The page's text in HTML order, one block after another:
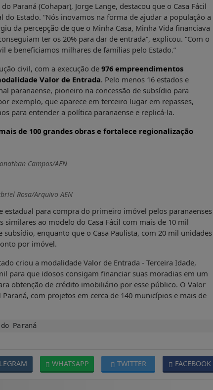
Paraná (Cohapar), Jorge Lange, destacou que o Casa Fácil
Estado. “Nós inovamos na forma de ajudar a população a
da percepção de que o Minha Casa, Minha Vida financiava
ter os 20% para dar de entrada”, explicou. “Com o
e beneficiamos milhares de famílias pelo Estado.”
civil, com a execução de 976 empreendimentos
Valor de Entrada. Pelo menos 16 estados e
paranaense, pioneiro na concessão de subsídio para
exemplo, que aparece em terceiro lugar em repasses,
para entender a política paranaense e replicá-la.
de 100 grandes obras e fortalece regionalização
Campos/AEN
Rosa/Arquivo AEN
estadual para compra do primeiro imóvel pelos paranaenses
ao modelo do Casa Fácil com mais de 10 mil
enquanto que o Casa Paulista, com 20 mil unidades
por imóvel.
criou a modalidade Valor de Entrada - Terceira Idade,
para que idosos consigam financiar suas moradias em um
obtenção de crédito imobiliário por esse público. O Valor
com projetos em cerca de 140 municípios e mais de
Paraná
FACEBOOK
TWITTER
WHATSAPP